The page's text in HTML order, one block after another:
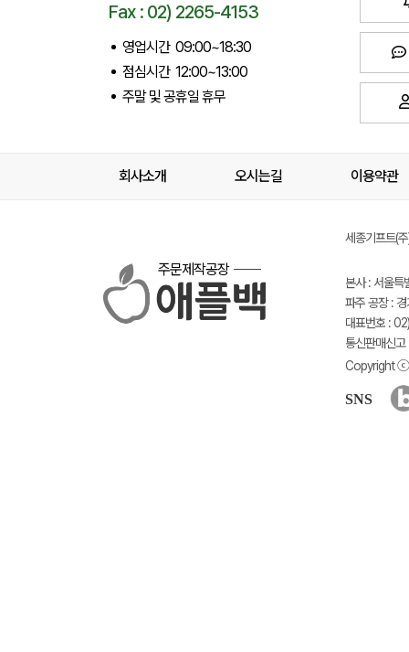
Fax : 02) 2265-4153
영업시간 09:00~18:30
점심시간 12:00~13:00
주말 및 공휴일 휴무
회사소개 오시는길 이용약관
주문제작공장
세종기프트(
본사 : 서울
파주 공장 :
대표번호 :
통신판매신
Copyright ⓒ
SNS